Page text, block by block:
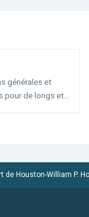
générales et
pour de longs et
de Houston-William P.